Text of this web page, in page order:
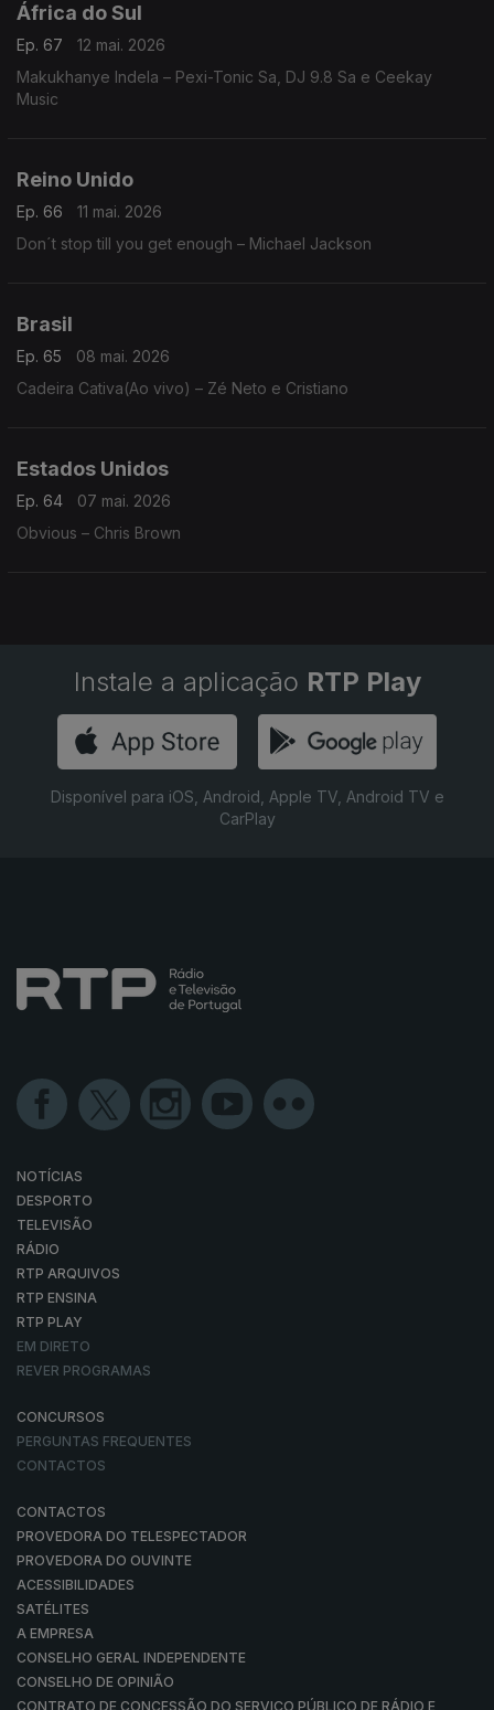
África do Sul
Ep. 67
12 mai. 2026
Makukhanye Indela – Pexi-Tonic Sa, DJ 9.8 Sa e Ceekay
Music
Reino Unido
Ep. 66
11 mai. 2026
Don´t stop till you get enough – Michael Jackson
Brasil
Ep. 65
08 mai. 2026
Cadeira Cativa(Ao vivo) – Zé Neto e Cristiano
Estados Unidos
Ep. 64
07 mai. 2026
Obvious – Chris Brown
Instale a aplicação RTP Play
Disponível para iOS, Android, Apple TV, Android TV e
CarPlay
NOTÍCIAS
DESPORTO
TELEVISÃO
RÁDIO
RTP ARQUIVOS
RTP ENSINA
RTP PLAY
EM DIRETO
REVER PROGRAMAS
CONCURSOS
PERGUNTAS FREQUENTES
CONTACTOS
CONTACTOS
PROVEDORA DO TELESPECTADOR
PROVEDORA DO OUVINTE
ACESSIBILIDADES
SATÉLITES
A EMPRESA
CONSELHO GERAL INDEPENDENTE
CONSELHO DE OPINIÃO
CONTRATO DE CONCESSÃO DO SERVIÇO PÚBLICO DE RÁDIO E